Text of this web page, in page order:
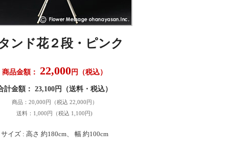
ンド花２段・ピンク
商品金額： 22,000 円（税込）
計金額： 23,100円（送料・税込）
商品：20,000円（税込 22,000円）
送料：1,000円（税込 1,100円)
サイズ : 高さ 約180cm、 幅 約100cm